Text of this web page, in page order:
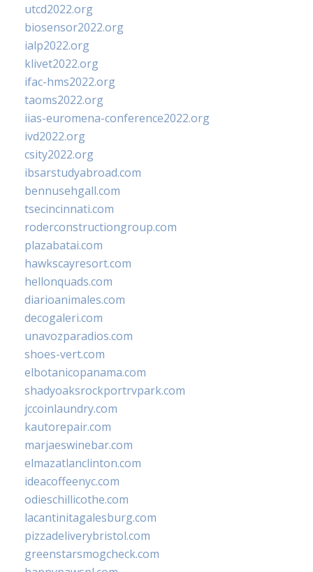
utcd2022.org
biosensor2022.org
ialp2022.org
klivet2022.org
ifac-hms2022.org
taoms2022.org
iias-euromena-conference2022.org
ivd2022.org
csity2022.org
ibsarstudyabroad.com
bennusehgall.com
tsecincinnati.com
roderconstructiongroup.com
plazabatai.com
hawkscayresort.com
hellonquads.com
diarioanimales.com
decogaleri.com
unavozparadios.com
shoes-vert.com
elbotanicopanama.com
shadyoaksrockportrvpark.com
jccoinlaundry.com
kautorepair.com
marjaeswinebar.com
elmazatlanclinton.com
ideacoffeenyc.com
odieschillicothe.com
lacantinitagalesburg.com
pizzadeliverybristol.com
greenstarsmogcheck.com